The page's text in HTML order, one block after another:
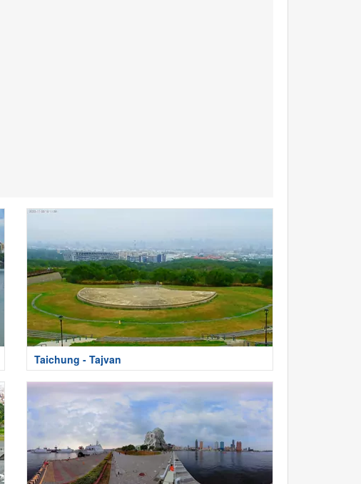
Taichung - Tajvan